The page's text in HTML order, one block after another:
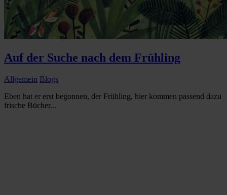
Auf der Suche nach dem Frühling
Allgemein Blogs
Eben hat er erst begonnen, der Frühling, hier kommen passend dazu
frische Bücher...